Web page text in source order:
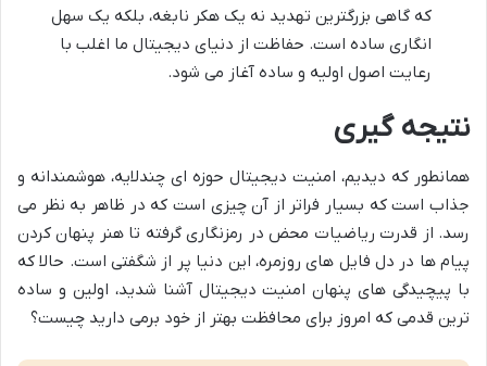
که گاهی بزرگترین تهدید نه یک هکر نابغه، بلکه یک سهل
انگاری ساده است. حفاظت از دنیای دیجیتال ما اغلب با
رعایت اصول اولیه و ساده آغاز می شود.
نتیجه گیری
همانطور که دیدیم، امنیت دیجیتال حوزه ای چندلایه، هوشمندانه و
جذاب است که بسیار فراتر از آن چیزی است که در ظاهر به نظر می
رسد. از قدرت ریاضیات محض در رمزنگاری گرفته تا هنر پنهان کردن
پیام ها در دل فایل های روزمره، این دنیا پر از شگفتی است. حالا که
با پیچیدگی های پنهان امنیت دیجیتال آشنا شدید، اولین و ساده
ترین قدمی که امروز برای محافظت بهتر از خود برمی دارید چیست؟